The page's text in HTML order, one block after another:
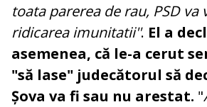
toata parerea de rau, PSD va
ridicarea imunitatii''. El a
asemenea, că le-a cerut
"să lase" judecătorul să
Șova va fi sau nu arestat. "